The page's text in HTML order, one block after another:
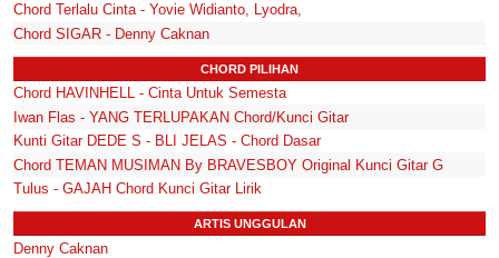
Chord Terlalu Cinta - Yovie Widianto, Lyodra,
Chord SIGAR - Denny Caknan
CHORD PILIHAN
Chord HAVINHELL - Cinta Untuk Semesta
Iwan Flas - YANG TERLUPAKAN Chord/Kunci Gitar
Kunti Gitar DEDE S - BLI JELAS - Chord Dasar
Chord TEMAN MUSIMAN By BRAVESBOY Original Kunci Gitar G
Tulus - GAJAH Chord Kunci Gitar Lirik
ARTIS UNGGULAN
Denny Caknan